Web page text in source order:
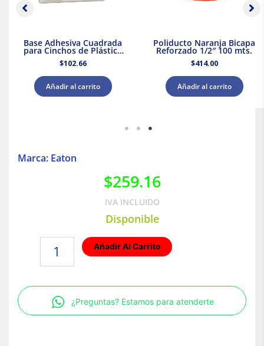
Base Adhesiva Cuadrada
para Cinchos de Plástico
100pzs. Dexson DXN3200B
$102.66
Añadir al carrito
Poliducto Naranja Bicapa
Reforzado 1/2″ 100 mts.
$414.00
Añadir al carrito
Marca: Eaton
$259.16
IVA INCLUIDO
Disponible
+
conector
dúplex
Añadir Al Carrito
¿Preguntas? Estamos para atenderte